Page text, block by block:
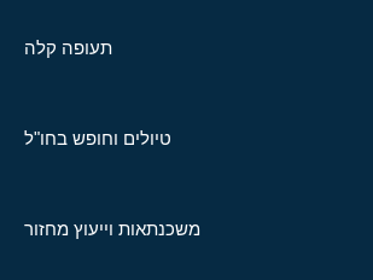
תעופה קלה
טיולים וחופש בחו"ל
משכנתאות וייעוץ מחזור